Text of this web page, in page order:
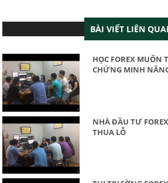
BÀI VIẾT LIÊN
HỌC FOREX MUỐN
CHỨNG MINH
NHÀ ĐẦU TƯ
THUA LỖ